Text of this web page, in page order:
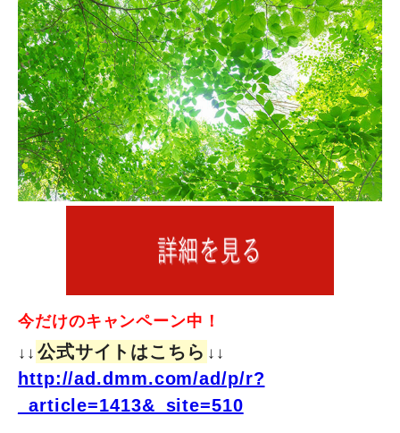
今だけのキャンペーン中！
↓↓ 公式サイトはこちら ↓↓
http://ad.dmm.com/ad/p/r?
_article=1413&_site=510